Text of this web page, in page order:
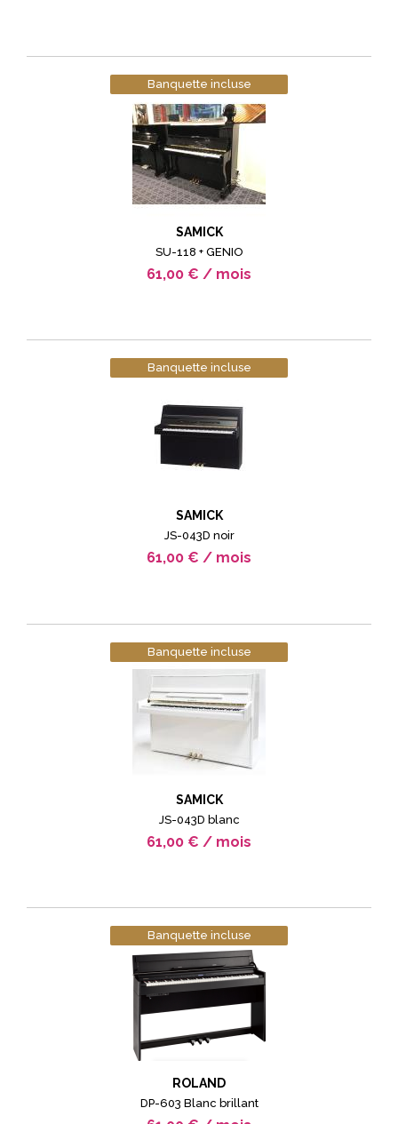
Banquette incluse
SAMICK
SU-118 + GENIO
61,00 € / mois
Banquette incluse
SAMICK
JS-043D noir
61,00 € / mois
Banquette incluse
SAMICK
JS-043D blanc
61,00 € / mois
Banquette incluse
ROLAND
DP-603 Blanc brillant